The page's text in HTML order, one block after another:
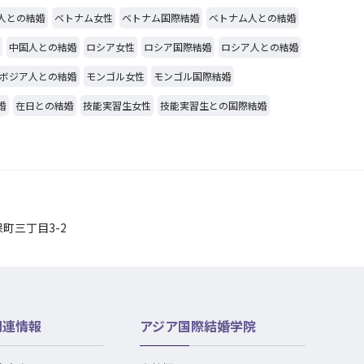
との結婚 ベトナム女性 ベトナム国際結婚 ベトナム人との結婚
中国人との結婚 ロシア女性 ロシア国際結婚 ロシア人との結婚
ジア人との結婚 モンゴル女性 モンゴル国際結婚
在日との結婚 技能実習生女性 技能実習生との国際結婚
三丁目3-2
情報 アジア国際結婚学院